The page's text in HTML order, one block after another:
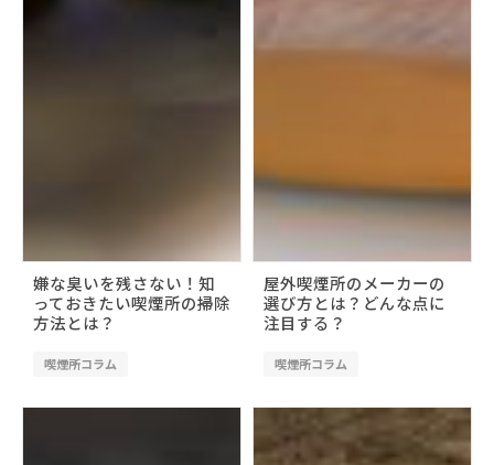
嫌な臭いを残さない！知
っておきたい喫煙所の掃除
方法とは？
喫煙所コラム
屋外喫煙所のメーカーの
選び方とは？どんな点に
注目する？
喫煙所コラム